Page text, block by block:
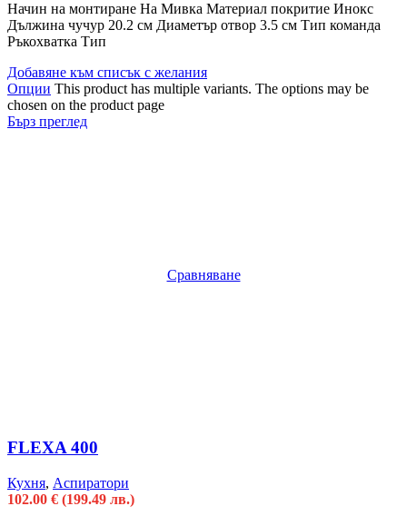
Начин на монтиране На Мивка Материал покритие Инокс
Дължина чучур 20.2 см Диаметър отвор 3.5 см Тип команда
Ръкохватка Тип
Добавяне към списък с желания
Опции This product has multiple variants. The options may be
chosen on the product page
Бърз преглед
Сравняване
FLEXA 400
Кухня, Аспиратори
102.00 € (199.49 лв.)